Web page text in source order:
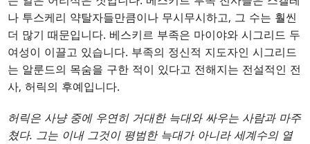
나 투스케리 약탈자들만큼이나 무시무시하고, 그 수는 훨씬
더 많기 때문입니다. 베스키르 부족은 마이야와 시그리드 두
여성이 이끌고 있습니다. 부족의 정신적 지도자인 시그리드
는 알룬드의 목숨을 구한 적이 있다고 전해지는 전설적인 전
사, 허릭의 후예입니다.
허릭은 사냥 중에 우연히 거대한 늑대와 싸우는 사람과 마주
쳤다. 그는 이내 그것이 평범한 늑대가 아니라 세계수의 열